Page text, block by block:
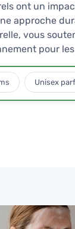
ont un
approche
vous
pour
Unisex